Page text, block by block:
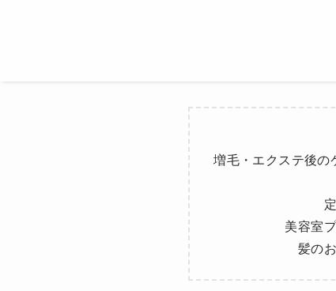
増毛・エクステ後の
美容室
髪の